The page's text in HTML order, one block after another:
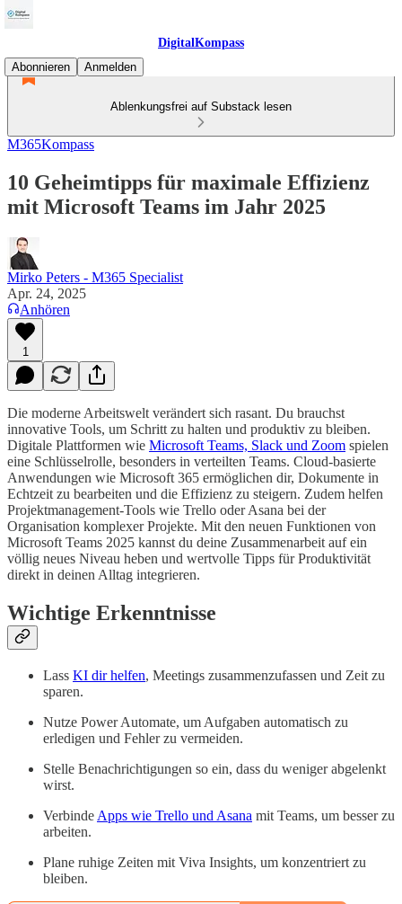
DigitalKompass
Abonnieren
Anmelden
Ablenkungsfrei auf Substack lesen
M365Kompass
10 Geheimtipps für maximale Effizienz
mit Microsoft Teams im Jahr 2025
Mirko Peters - M365 Specialist
Apr. 24, 2025
Anhören
1
Die moderne Arbeitswelt verändert sich rasant. Du brauchst
innovative Tools, um Schritt zu halten und produktiv zu bleiben.
Digitale Plattformen wie Microsoft Teams, Slack und Zoom spielen
eine Schlüsselrolle, besonders in verteilten Teams. Cloud-basierte
Anwendungen wie Microsoft 365 ermöglichen dir, Dokumente in
Echtzeit zu bearbeiten und die Effizienz zu steigern. Zudem helfen
Projektmanagement-Tools wie Trello oder Asana bei der
Organisation komplexer Projekte. Mit den neuen Funktionen von
Microsoft Teams 2025 kannst du deine Zusammenarbeit auf ein
völlig neues Niveau heben und wertvolle Tipps für Produktivität
direkt in deinen Alltag integrieren.
Wichtige Erkenntnisse
Lass KI dir helfen, Meetings zusammenzufassen und Zeit zu
sparen.
Nutze Power Automate, um Aufgaben automatisch zu
erledigen und Fehler zu vermeiden.
Stelle Benachrichtigungen so ein, dass du weniger abgelenkt
wirst.
Verbinde Apps wie Trello und Asana mit Teams, um besser zu
arbeiten.
Plane ruhige Zeiten mit Viva Insights, um konzentriert zu
bleiben.